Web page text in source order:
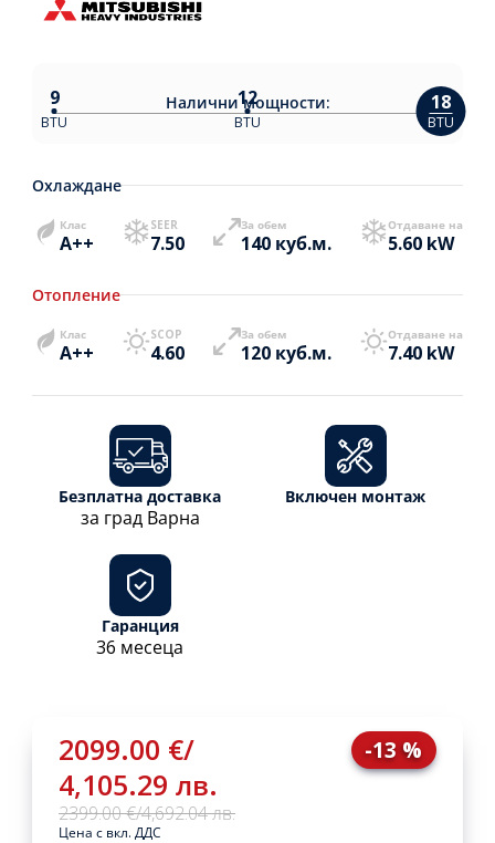
2099.00 €/
4,105.29 лв.
2399.00 €/4,692.04 лв.
-13 %
Цена с вкл. ДДС
Наличнимощности:
9
BTU
12
BTU
18
BTU
Охлаждане
Клас
A++
SEER
7.50
За обем
140 куб.м.
Отдаване на
5.60 kW
Отопление
Клас
A++
SCOP
4.60
За обем
120 куб.м.
Отдаване на
7.40 kW
Безплатна доставка
за град Варна
Включен монтаж
Гаранция
36 месеца